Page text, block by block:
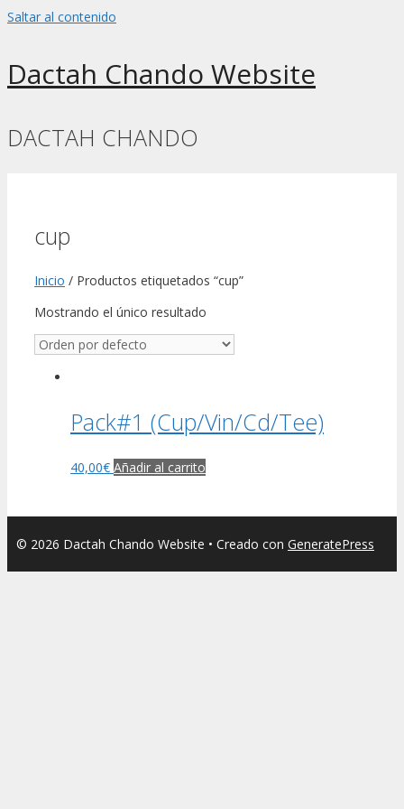
Saltar al contenido
Dactah Chando Website
DACTAH CHANDO
cup
Inicio / Productos etiquetados “cup”
Mostrando el único resultado
Pack#1 (Cup/Vin/Cd/Tee)
40,00€ Añadir al carrito
© 2026 Dactah Chando Website • Creado con GeneratePress